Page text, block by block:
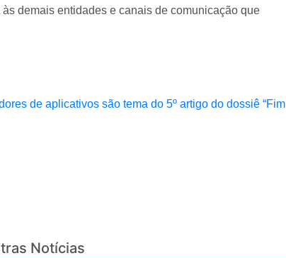
demais entidades e canais de comunicação que
de aplicativos são tema do 5º artigo do dossiê “Fim
Notícias